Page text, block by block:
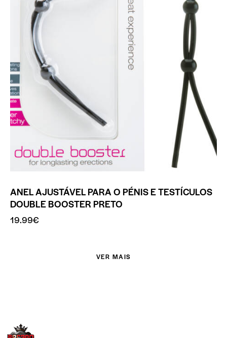
ANEL AJUSTÁVEL PARA O PÉNIS E TESTÍCULOS
DOUBLE BOOSTER PRETO
19.99€
VER MAIS